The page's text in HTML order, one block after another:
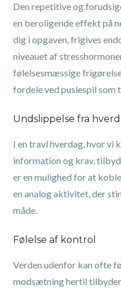
Den repetitive og
en beroligende effekt på
dig i opgaven, frigives
niveauet af
følelsesmæssige
fordele ved puslespil som
Undslippelse fra
I en travl hverdag, hvor vi
information og krav,
er en mulighed for at
en analog aktivitet, der
måde.
Følelse af kontrol
Verden udenfor kan ofte
modsætning hertil